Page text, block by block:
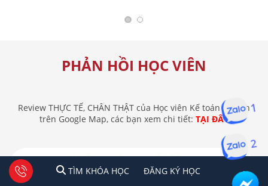
PHẢN HỒI HỌC VIÊN
Review THỰC TẾ, CHÂN THẬT của Học viên Kế toán Lê Ánh
trên Google Map, các bạn xem chi tiết: TẠI ĐÂY
TÌM KHÓA HỌC ĐĂNG KÍ HỌC
1 2 Tư vấn facebook
TÌM KHÓA HỌC ĐĂNG KÝ HỌC
1
2